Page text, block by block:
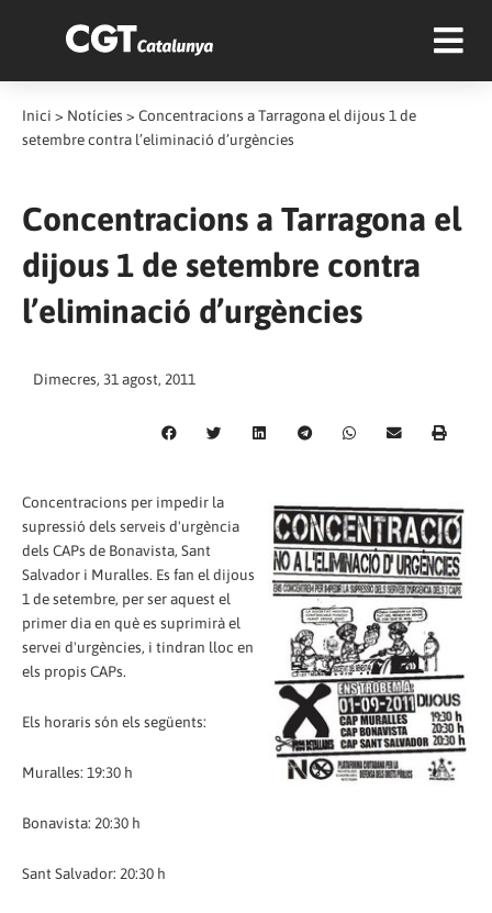
Inici > Notícies > Concentracions a Tarragona el dijous 1 de
setembre contra l’eliminació d’urgències
Concentracions a Tarragona el
dijous 1 de setembre contra
l’eliminació d’urgències
Dimecres, 31 agost, 2011
Concentracions per impedir la
supressió dels serveis d'urgència
dels CAPs de Bonavista, Sant
Salvador i Muralles. Es fan el dijous
1 de setembre, per ser aquest el
primer dia en què es suprimirà el
servei d'urgències, i tindran lloc en
els propis CAPs.
Els horaris són els següents:
Muralles: 19:30 h
Bonavista: 20:30 h
Sant Salvador: 20:30 h